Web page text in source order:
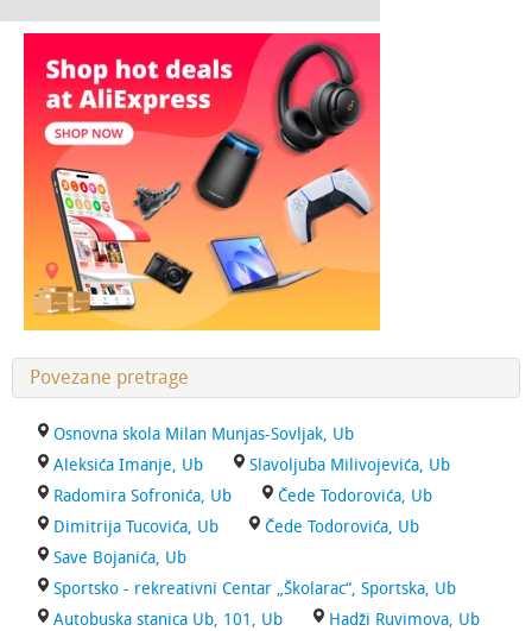
Povezane pretrage
Osnovna skola Milan Munjas-Sovljak, Ub
Aleksića Imanje, Ub
Slavoljuba Milivojevića, Ub
Radomira Sofronića, Ub
Čede Todorovića, Ub
Dimitrija Tucovića, Ub
Čede Todorovića, Ub
Save Bojanića, Ub
Sportsko - rekreativni Centar „Školarac“, Sportska, Ub
Autobuska stanica Ub, 101, Ub
Hadži Ruvimova, Ub